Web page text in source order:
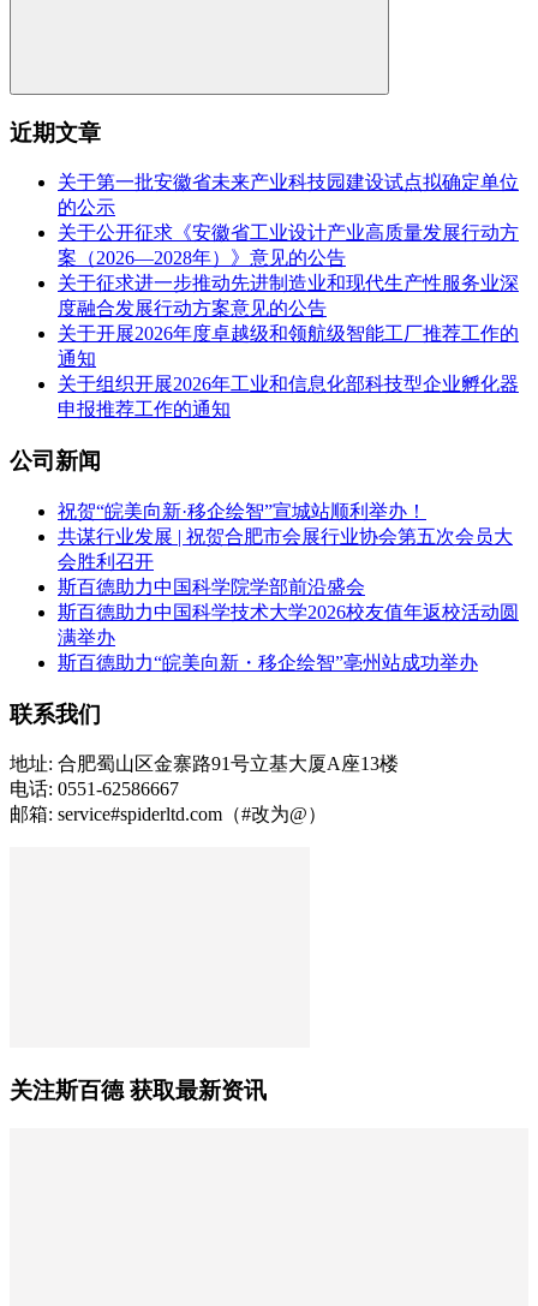
近期文章
关于第一批安徽省未来产业科技园建设试点拟确定单位
的公示
关于公开征求《安徽省工业设计产业高质量发展行动方
案（2026—2028年）》意见的公告
关于征求进一步推动先进制造业和现代生产性服务业深
度融合发展行动方案意见的公告
关于开展2026年度卓越级和领航级智能工厂推荐工作的
通知
关于组织开展2026年工业和信息化部科技型企业孵化器
申报推荐工作的通知
公司新闻
祝贺“皖美向新·移企绘智”宣城站顺利举办！
共谋行业发展 | 祝贺合肥市会展行业协会第五次会员大
会胜利召开
斯百德助力中国科学院学部前沿盛会
斯百德助力中国科学技术大学2026校友值年返校活动圆
满举办
斯百德助力“皖美向新・移企绘智”亳州站成功举办
联系我们
地址: 合肥蜀山区金寨路91号立基大厦A座13楼
电话: 0551-62586667
邮箱: service#spiderltd.com（#改为@）
关注斯百德 获取最新资讯